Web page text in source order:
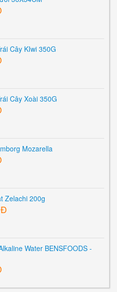
Cây KIwi 350G
Cây Xoài 350G
Mozarella
Zelachi 200g
Water BENSFOODS -